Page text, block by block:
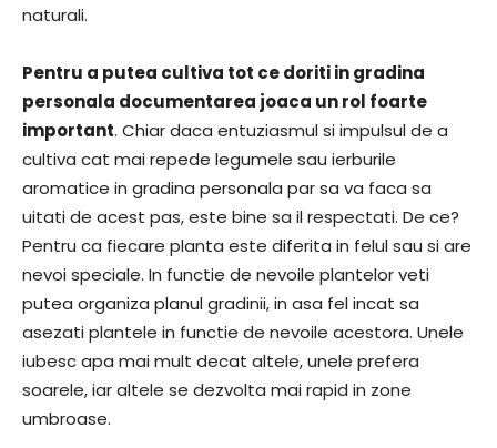
naturali.
Pentru a putea cultiva tot ce doriti in gradina
personala documentarea joaca un rol foarte
important. Chiar daca entuziasmul si impulsul de a
cultiva cat mai repede legumele sau ierburile
aromatice in gradina personala par sa va faca sa
uitati de acest pas, este bine sa il respectati. De ce?
Pentru ca fiecare planta este diferita in felul sau si are
nevoi speciale. In functie de nevoile plantelor veti
putea organiza planul gradinii, in asa fel incat sa
asezati plantele in functie de nevoile acestora. Unele
iubesc apa mai mult decat altele, unele prefera
soarele, iar altele se dezvolta mai rapid in zone
umbroase.